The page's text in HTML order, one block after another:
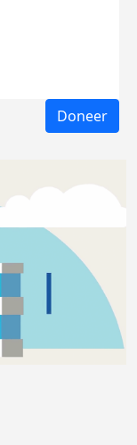
Doneer